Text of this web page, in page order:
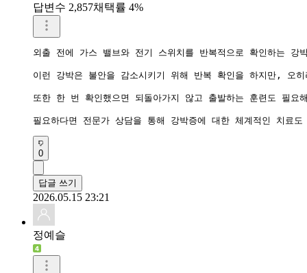
답변수 2,857채택률 4%
외출 전에 가스 밸브와 전기 스위치를 반복적으로 확인하는
이런 강박은 불안을 감소시키기 위해 반복 확인을 하지만,
또한 한 번 확인했으면 되돌아가지 않고 출발하는 훈련도 필
필요하다면 전문가 상담을 통해 강박증에 대한 체계적인 치료
0
답글 쓰기
2026.05.15 23:21
정예슬